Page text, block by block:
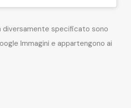
diversamente specificato sono
Immagini e appartengono ai